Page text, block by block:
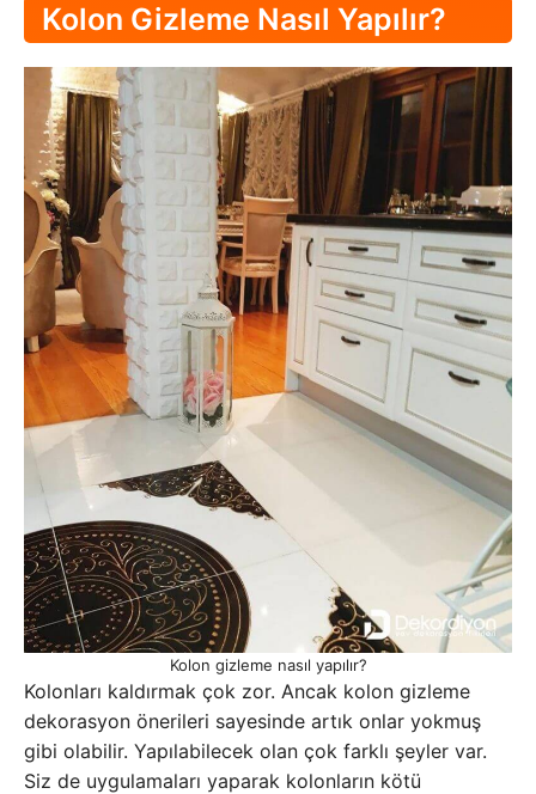
Kolon Gizleme Nasıl Yapılır?
Kolon gizleme nasıl yapılır?
Kolonları kaldırmak çok zor. Ancak kolon gizleme
dekorasyon önerileri sayesinde artık onlar yokmuş
gibi olabilir. Yapılabilecek olan çok farklı şeyler var.
Siz de uygulamaları yaparak kolonların kötü